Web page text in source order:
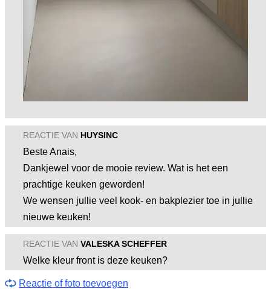
REACTIE VAN HUYSINC
Beste Anais,
Dankjewel voor de mooie review. Wat is het een
prachtige keuken geworden!
We wensen jullie veel kook- en bakplezier toe in jullie
nieuwe keuken!
REACTIE VAN VALESKA SCHEFFER
Welke kleur front is deze keuken?
Reactie of foto toevoegen